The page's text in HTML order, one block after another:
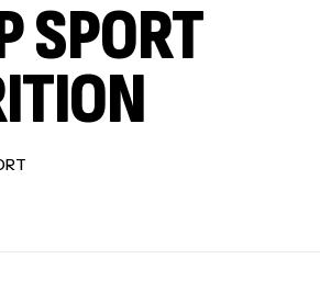
SPORT